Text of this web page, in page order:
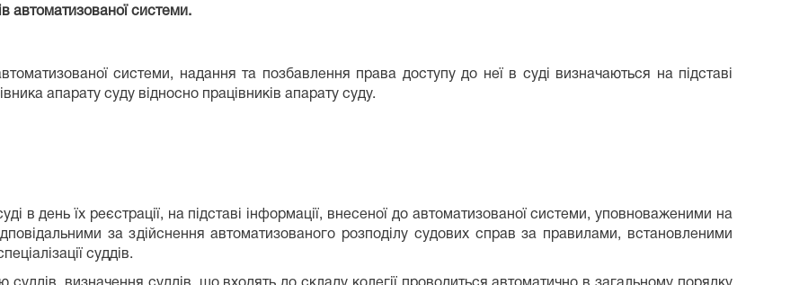
автоматизованої системи.
системи, надання та позбавлення права доступу до неї в суді визначаються на підставі
апарату суду відносно працівників апарату суду.
день їх реєстрації, на підставі інформації, внесеної до автоматизованої системи, уповноваженими на
за здійснення автоматизованого розподілу судових справ за правилами, встановленими
суддів.